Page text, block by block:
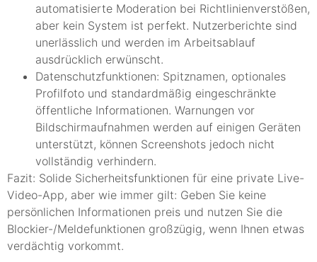
automatisierte Moderation bei Richtlinienverstößen,
aber kein System ist perfekt. Nutzerberichte sind
unerlässlich und werden im Arbeitsablauf
ausdrücklich erwünscht.
Datenschutzfunktionen: Spitznamen, optionales
Profilfoto und standardmäßig eingeschränkte
öffentliche Informationen. Warnungen vor
Bildschirmaufnahmen werden auf einigen Geräten
unterstützt, können Screenshots jedoch nicht
vollständig verhindern.
Fazit: Solide Sicherheitsfunktionen für eine private Live-
Video-App, aber wie immer gilt: Geben Sie keine
persönlichen Informationen preis und nutzen Sie die
Blockier-/Meldefunktionen großzügig, wenn Ihnen etwas
verdächtig vorkommt.